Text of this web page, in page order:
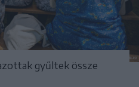
gyűltek össze